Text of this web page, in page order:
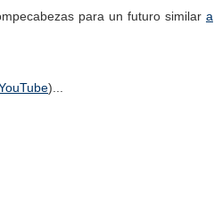
para un futuro similar a
)...